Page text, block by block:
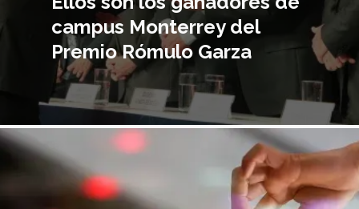
campus Monterrey del
Premio Rómulo Garza